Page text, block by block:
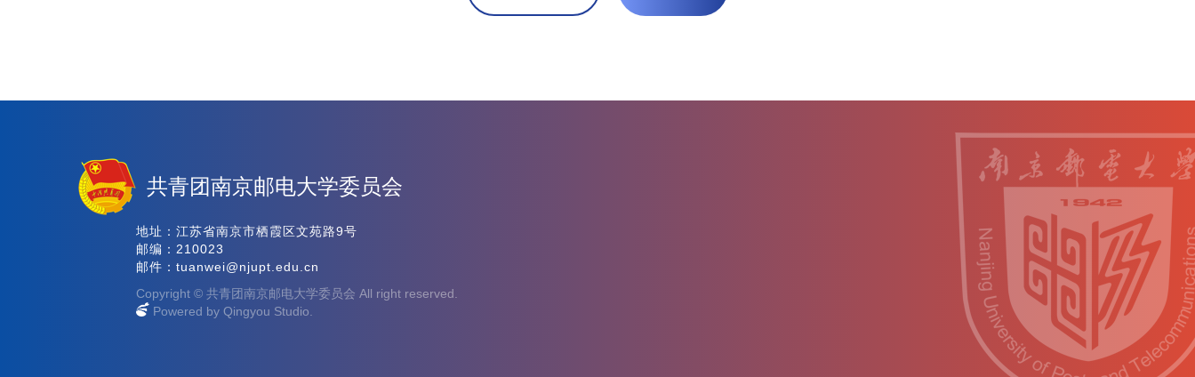
共青团南京邮电大学委员会
地址：江苏省南京市栖霞区文苑路9号
邮编：210023
邮件：tuanwei@njupt.edu.cn
Copyright © 共青团南京邮电大学委员会 All right reserved.
Powered by Qingyou Studio.